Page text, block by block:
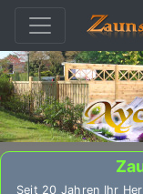
Seit 20 Jahren Ihr